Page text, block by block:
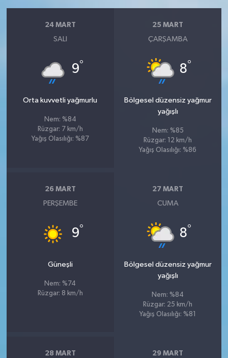
24 MART
SALI
9°
Orta kuvvetli yağmurlu
Nem: %84
Rüzgar: 7 km/h
Yağış Olasılığı: %87
25 MART
ÇARŞAMBA
8°
Bölgesel düzensiz yağmur
yağışlı
Nem: %85
Rüzgar: 12 km/h
Yağış Olasılığı: %86
26 MART
PERŞEMBE
9°
Güneşli
Nem: %74
Rüzgar: 8 km/h
27 MART
CUMA
8°
Bölgesel düzensiz yağmur
yağışlı
Nem: %84
Rüzgar: 25 km/h
Yağış Olasılığı: %81
28 MART 29 MART